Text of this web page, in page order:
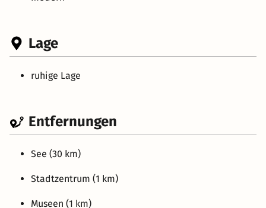
Lage
ruhige Lage
Entfernungen
See (30 km)
Stadtzentrum (1 km)
Museen (1 km)